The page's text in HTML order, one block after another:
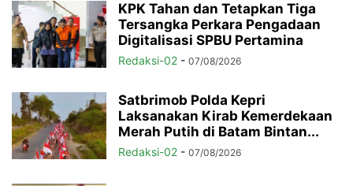
KPK Tahan dan Tetapkan Tiga
Tersangka Perkara Pengadaan
Digitalisasi SPBU Pertamina
Redaksi-02 - 07/08/2026
Satbrimob Polda Kepri
Laksanakan Kirab Kemerdekaan
Merah Putih di Batam Bintan...
Redaksi-02 - 07/08/2026